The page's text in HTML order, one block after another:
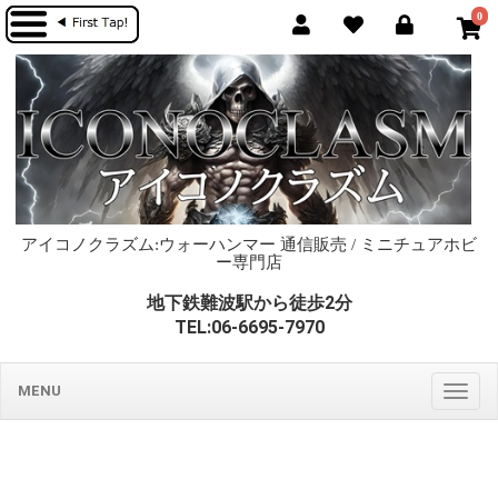
0
アイコノクラズム:ウォーハンマー 通信販売 / ミニチュアホビ
ー専門店
地下鉄難波駅から徒歩2分
TEL:06-6695-7970
MENU